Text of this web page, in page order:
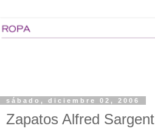
sábado, diciembre 02, 2006
Zapatos Alfred Sargent